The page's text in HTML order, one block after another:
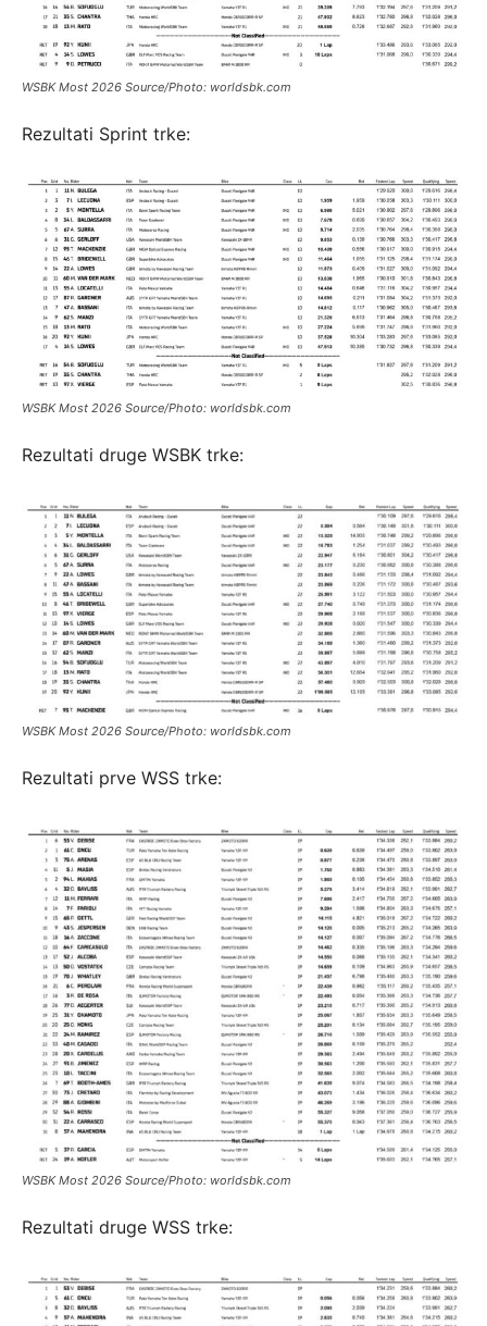
WSBK Most 2026 Source/Photo: worldsbk.com
Rezultati Sprint trke:
WSBK Most 2026 Source/Photo: worldsbk.com
Rezultati druge WSBK trke:
WSBK Most 2026 Source/Photo: worldsbk.com
Rezultati prve WSS trke:
WSBK Most 2026 Source/Photo: worldsbk.com
Rezultati druge WSS trke: